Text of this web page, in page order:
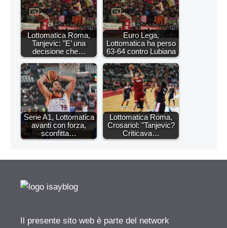
Lottomatica Roma,
Tanjevic: "E’ una
decisione che…
Euro Lega,
Lottomatica ha perso
63-64 contro Lubiana
Serie A1, Lottomatica
avanti con forza,
sconfitta…
Lottomatica Roma,
Crosariol: "Tanjevic?
Criticava…
Il presente sito web è parte del network